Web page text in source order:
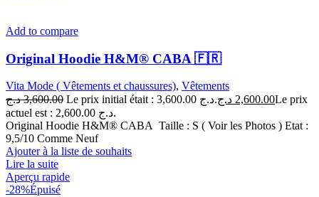
Add to compare
Original Hoodie H&M® CABA 🇫🇷
Vita Mode ( Vêtements et chaussures), Vêtements
3,600.00 د.ج Le prix initial était : 3,600.00 د.ج. 2,600.00 د.ج
Le prix
actuel est : 2,600.00 د.ج.
Original Hoodie H&M® CABA Taille : S ( Voir les Photos ) Etat :
9,5/10 Comme Neuf
Ajouter à la liste de souhaits
Lire la suite
Aperçu rapide
-28%Épuisé